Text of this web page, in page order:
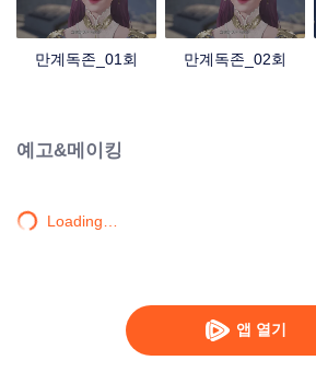
앱 열기
만계독존_01회 만계독존_02회
예고&메이킹
Loading…